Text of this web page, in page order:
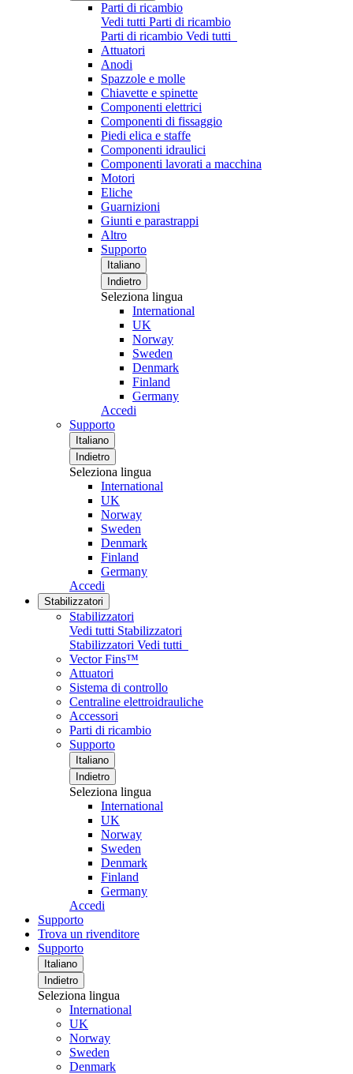
Parti di ricambio
Vedi tutti Parti di ricambio
Parti di ricambio Vedi tutti
Attuatori
Anodi
Spazzole e molle
Chiavette e spinette
Componenti elettrici
Componenti di fissaggio
Piedi elica e staffe
Componenti idraulici
Componenti lavorati a macchina
Motori
Eliche
Guarnizioni
Giunti e parastrappi
Altro
Supporto
Italiano
Indietro
Seleziona lingua
International
UK
Norway
Sweden
Denmark
Finland
Germany
Accedi
Supporto
Italiano
Indietro
Seleziona lingua
International
UK
Norway
Sweden
Denmark
Finland
Germany
Accedi
Stabilizzatori
Stabilizzatori
Vedi tutti Stabilizzatori
Stabilizzatori Vedi tutti
Vector Fins™
Attuatori
Sistema di controllo
Centraline elettroidrauliche
Accessori
Parti di ricambio
Supporto
Italiano
Indietro
Seleziona lingua
International
UK
Norway
Sweden
Denmark
Finland
Germany
Accedi
Supporto
Trova un rivenditore
Supporto
Italiano
Indietro
Seleziona lingua
International
UK
Norway
Sweden
Denmark